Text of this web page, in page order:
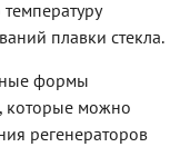
плавки стекла.
формы
которые можно
регенераторов